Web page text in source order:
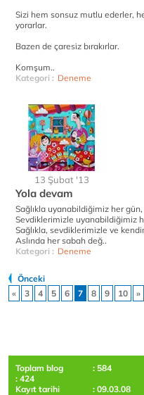
Sizi hem sonsuz mutlu ederler,
yorarlar.
Bazen de çaresiz bırakırlar.
Komşum..
Kategori : Deneme
13 Şubat '13
Yola devam
Sağlıkla uyanabildiğimiz her gün,
Sevdiklerimizle uyanabildiğimiz
Sağlıkla, sevdiklerimizle ve
Aslında her sabah değ..
Kategori : Deneme
Önceki
«
3 4 5 6 7 8 9 10 »
Toplam blog
: 584
: 424
Kayıt tarihi
: 09.03.08